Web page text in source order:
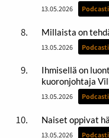
13.05.2026
Millaista on
13.05.2026
Ihmisellä on
kuoronjohtaja
13.05.2026
Naiset oppivat
13.05.2026